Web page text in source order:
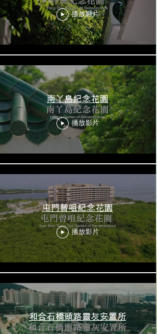
播放影片
南丫島紀念花園
播放影片
屯門曾咀紀念花園
播放影片
和合石橋頭路靈灰安置所